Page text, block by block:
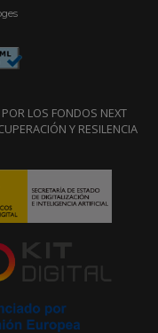
LOS FONDOS NEXT
Y RESILENCIA